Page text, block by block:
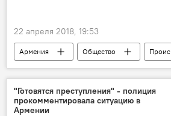
22 апреля 2018, 19:53
Армения Общество
Политика
акция протеста
беспорядки
"Готовятся преступления" - полиция
прокомментировала ситуацию в
Армении